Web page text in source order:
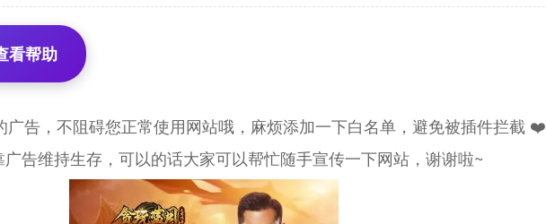
看帮助
告，不阻碍您正常使用网站哦，麻烦添加一下白名单，避免被插件拦截 ❤️
广告维持生存，可以的话大家可以帮忙随手宣传一下网站，谢谢啦~